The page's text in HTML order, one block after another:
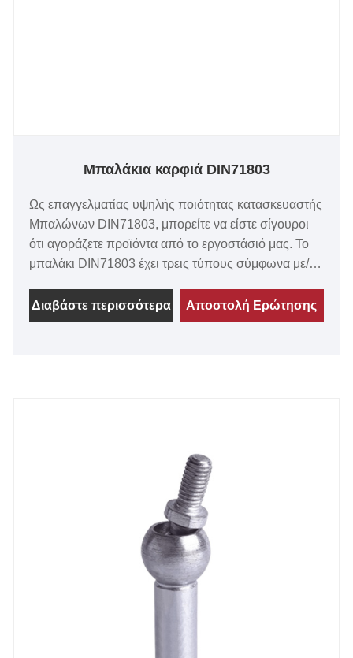
Μπαλάκια καρφιά DIN71803
Ως επαγγελματίας υψηλής ποιότητας κατασκευαστής
Μπαλώνων DIN71803, μπορείτε να είστε σίγουροι
ότι αγοράζετε προϊόντα από το εργοστάσιό μας. Το
μπαλάκι DIN71803 έχει τρεις τύπους σύμφωνα με/
ανθρακούχος χάλυβας και ο ανοξείδωτος χάλυβας
είναι και οι δύο διαθέσιμοι, κατάλληλοι και για
Διαβάστε περισσότερα Αποστολή Ερώτησης